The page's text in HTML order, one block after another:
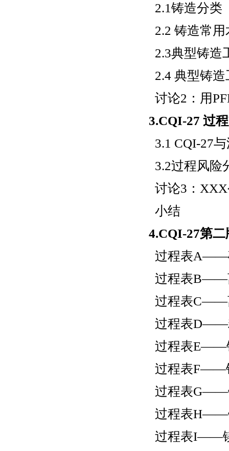
2.1铸造分类
2.2 铸造常
2.3典型铸造
2.4 典型铸
讨论2：用
3.CQI-27 过
3.1 CQI-27
3.2过程风险
讨论3：
小结
4.CQI-27第
过程表A——
过程表B——
过程表C——
过程表D——
过程表E——
过程表F——
过程表G——
过程表H——
过程表I——